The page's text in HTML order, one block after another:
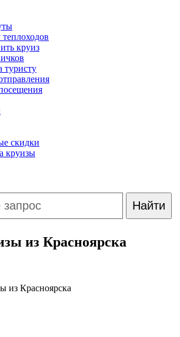
теплоходов
круиз
туристу
скидки
круизы
из Красноярска
из Красноярска